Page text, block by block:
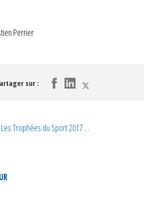
Perrier
sur :
Les Trophées du Sport 2017 …